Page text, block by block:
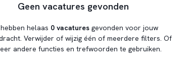
Geen vacatures gevonden
helaas 0 vacaturesgevonden voor jouw
Verwijder of wijzig één of meerdere filters. Of
andere functies en trefwoorden te gebruiken.